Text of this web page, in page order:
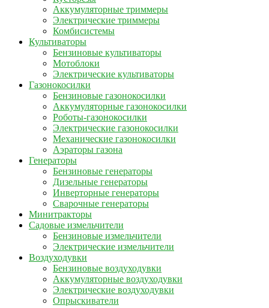
Аккумуляторные триммеры
Электрические триммеры
Комбисистемы
Культиваторы
Бензиновые культиваторы
Мотоблоки
Электрические культиваторы
Газонокосилки
Бензиновые газонокосилки
Аккумуляторные газонокосилки
Роботы-газонокосилки
Электрические газонокосилки
Механические газонокосилки
Аэраторы газона
Генераторы
Бензиновые генераторы
Дизельные генераторы
Инверторные генераторы
Сварочные генераторы
Минитракторы
Садовые измельчители
Бензиновые измельчители
Электрические измельчители
Воздуходувки
Бензиновые воздуходувки
Аккумуляторные воздуходувки
Электрические воздуходувки
Опрыскиватели